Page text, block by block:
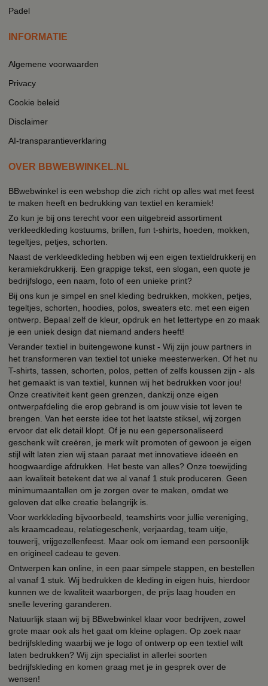
Padel
INFORMATIE
Algemene voorwaarden
Privacy
Cookie beleid
Disclaimer
AI-transparantieverklaring
OVER BBWEBWINKEL.NL
BBwebwinkel is een webshop die zich richt op alles wat met feest
te maken heeft en bedrukking van textiel en keramiek!
Zo kun je bij ons terecht voor een uitgebreid assortiment
verkleedkleding kostuums, brillen, fun t-shirts, hoeden, mokken,
tegeltjes, petjes, schorten.
Naast de verkleedkleding hebben wij een eigen textieldrukkerij en
keramiekdrukkerij. Een grappige tekst, een slogan, een quote je
bedrijfslogo, een naam, foto of een unieke print?
Bij ons kun je simpel en snel kleding bedrukken, mokken, petjes,
tegeltjes, schorten, hoodies, polos, sweaters etc. met een eigen
ontwerp. Bepaal zelf de kleur, opdruk en het lettertype en zo maak
je een uniek design dat niemand anders heeft!
Verander textiel in buitengewone kunst - Wij zijn jouw partners in
het transformeren van textiel tot unieke meesterwerken. Of het nu
T-shirts, tassen, schorten, polos, petten of zelfs koussen zijn - als
het gemaakt is van textiel, kunnen wij het bedrukken voor jou!
Onze creativiteit kent geen grenzen, dankzij onze eigen
ontwerpafdeling die erop gebrand is om jouw visie tot leven te
brengen. Van het eerste idee tot het laatste stiksel, wij zorgen
ervoor dat elk detail klopt. Of je nu een gepersonaliseerd
geschenk wilt creëren, je merk wilt promoten of gewoon je eigen
stijl wilt laten zien wij staan paraat met innovatieve ideeën en
hoogwaardige afdrukken. Het beste van alles? Onze toewijding
aan kwaliteit betekent dat we al vanaf 1 stuk produceren. Geen
minimumaantallen om je zorgen over te maken, omdat we
geloven dat elke creatie belangrijk is.
Voor werkkleding bijvoorbeeld, teamshirts voor jullie vereniging,
als kraamcadeau, relatiegeschenk, verjaardag, team uitje,
touwerij, vrijgezellenfeest. Maar ook om iemand een persoonlijk
en origineel cadeau te geven.
Ontwerpen kan online, in een paar simpele stappen, en bestellen
al vanaf 1 stuk. Wij bedrukken de kleding in eigen huis, hierdoor
kunnen we de kwaliteit waarborgen, de prijs laag houden en
snelle levering garanderen.
Natuurlijk staan wij bij BBwebwinkel klaar voor bedrijven, zowel
grote maar ook als het gaat om kleine oplagen. Op zoek naar
bedrijfskleding waarbij we je logo of ontwerp op een textiel wilt
laten bedrukken? Wij zijn specialist in allerlei soorten
bedrijfskleding en komen graag met je in gesprek over de
wensen!